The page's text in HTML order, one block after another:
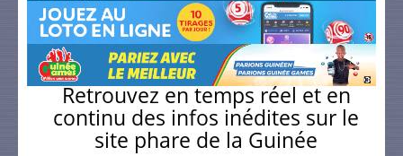
Retrouvez en temps réel et en
continu des infos inédites sur le
site phare de la Guinée